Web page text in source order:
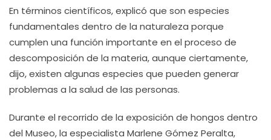
En términos científicos, explicó que son especies
fundamentales dentro de la naturaleza porque
cumplen una función importante en el proceso de
descomposición de la materia, aunque ciertamente,
dijo, existen algunas especies que pueden generar
problemas a la salud de las personas.
Durante el recorrido de la exposición de hongos dentro
del Museo, la especialista Marlene Gómez Peralta,